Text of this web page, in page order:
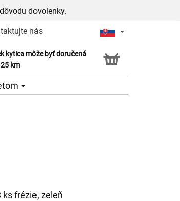
dovolenky.
nás
kytica môže byť doručená
km
& Collect
ks frézie, zeleň